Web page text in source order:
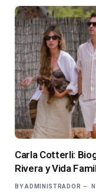
Carla Cotterli:
Rivera y Vida
BY ADMINISTRADOR